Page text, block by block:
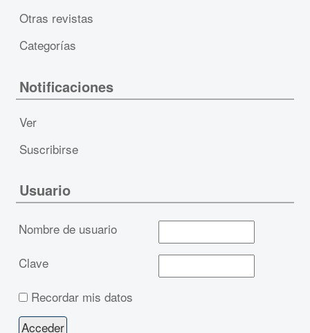
Otras revistas
Categorías
Notificaciones
Ver
Suscribirse
Usuario
Nombre de usuario
Clave
Recordar mis datos